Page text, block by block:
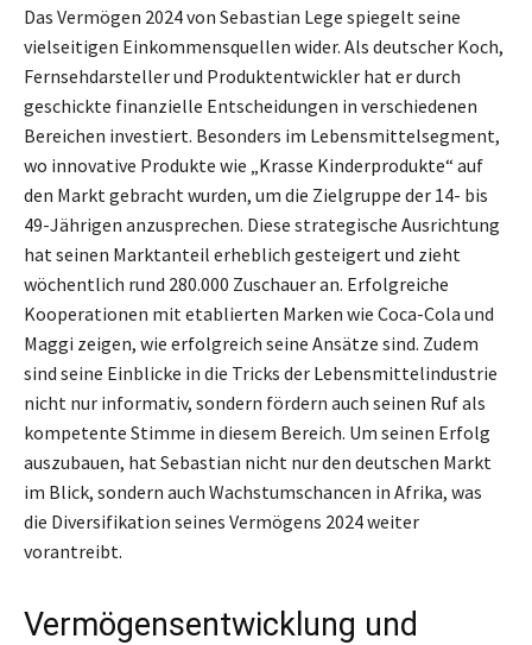
Das Vermögen 2024 von Sebastian Lege spiegelt seine
vielseitigen Einkommensquellen wider. Als deutscher Koch,
Fernsehdarsteller und Produktentwickler hat er durch
geschickte finanzielle Entscheidungen in verschiedenen
Bereichen investiert. Besonders im Lebensmittelsegment,
wo innovative Produkte wie „Krasse Kinderprodukte“ auf
den Markt gebracht wurden, um die Zielgruppe der 14- bis
49-Jährigen anzusprechen. Diese strategische Ausrichtung
hat seinen Marktanteil erheblich gesteigert und zieht
wöchentlich rund 280.000 Zuschauer an. Erfolgreiche
Kooperationen mit etablierten Marken wie Coca-Cola und
Maggi zeigen, wie erfolgreich seine Ansätze sind. Zudem
sind seine Einblicke in die Tricks der Lebensmittelindustrie
nicht nur informativ, sondern fördern auch seinen Ruf als
kompetente Stimme in diesem Bereich. Um seinen Erfolg
auszubauen, hat Sebastian nicht nur den deutschen Markt
im Blick, sondern auch Wachstumschancen in Afrika, was
die Diversifikation seines Vermögens 2024 weiter
vorantreibt.
Vermögensentwicklung und